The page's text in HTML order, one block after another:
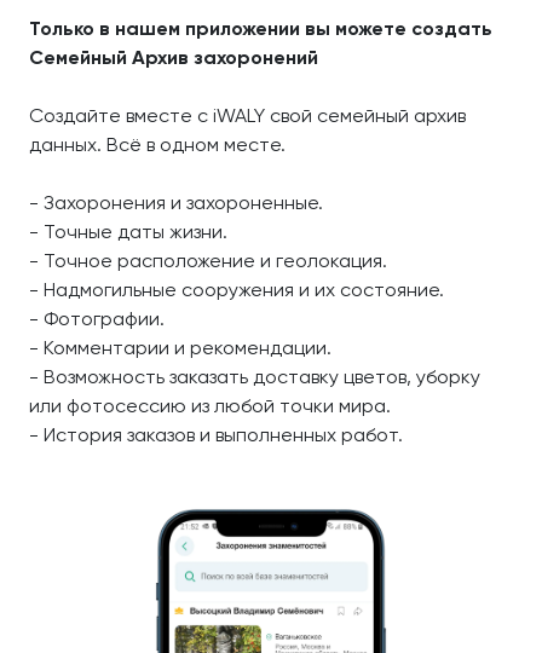
Только в нашем приложении вы можете создать
Семейный Архив захоронений
Создайте вместе с iWALY свой семейный архив
данных. Всё в одном месте.
- Захоронения и захороненные.
- Точные даты жизни.
- Точное расположение и геолокация.
- Надмогильные сооружения и их состояние.
- Фотографии.
- Комментарии и рекомендации.
- Возможность заказать доставку цветов, уборку
или фотосессию из любой точки мира.
- История заказов и выполненных работ.